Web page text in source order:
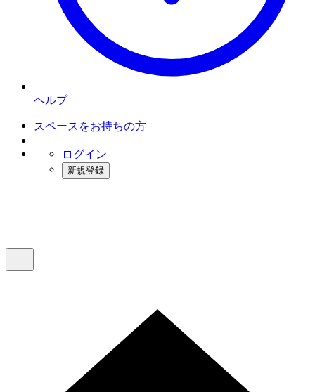
ヘルプ
スペースをお持ちの方
ログイン
新規登録